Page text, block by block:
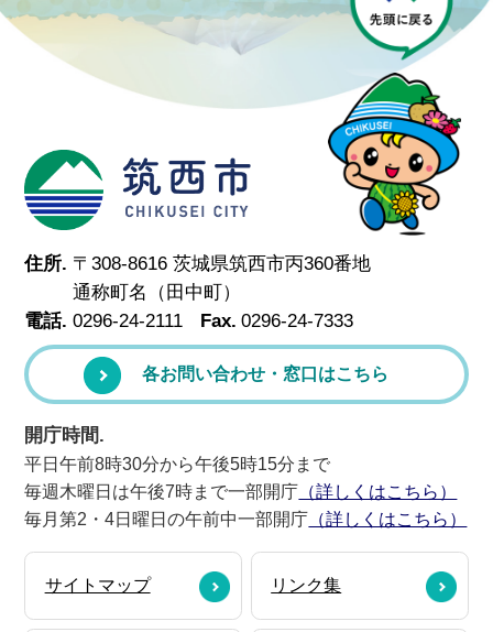
筑西市
住所. 〒308-8616 茨城県筑西市丙360番地
通称町名（田中町）
電話. 0296-24-2111 Fax. 0296-24-7333
各お問い合わせ・窓口はこちら
開庁時間.
平日午前8時30分から午後5時15分まで
毎週木曜日は午後7時まで一部開庁 （詳しくはこちら）
毎月第2・4日曜日の午前中一部開庁 （詳しくはこちら）
サイトマップ リンク集